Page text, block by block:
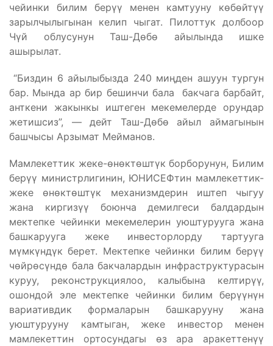
чейинки билим берүү менен камтууну көбөйтүү
зарылчылыгынан келип чыгат. Пилоттук долбоор
Чүй облусунун Таш-Дөбө айылында ишке
ашырылат.
“Биздин 6 айылыбызда 240 миңден ашуун тургун
бар. Мында ар бир бешинчи бала бакчага барбайт,
анткени жакынкы иштеген мекемелерде орундар
жетишсиз”, — дейт Таш-Дөбө айыл аймагынын
башчысы Арзымат Мейманов.
Мамлекеттик жеке-өнөктөштүк борборунун, Билим
берүү министрлигинин, ЮНИСЕФтин мамлекеттик-
жеке өнөктөштүк механизмдерин иштеп чыгуу
жана киргизүү боюнча демилгеси балдардын
мектепке чейинки мекемелерин уюштурууга жана
башкарууга жеке инвесторлорду тартууга
мүмкүндүк берет. Мектепке чейинки билим берүү
чөйрөсүндө бала бакчалардын инфраструктурасын
куруу, реконструкциялоо, калыбына келтирүү,
ошондой эле мектепке чейинки билим берүүнүн
вариативдик формаларын башкарууну жана
уюштурууну камтыган, жеке инвестор менен
мамлекеттин ортосундагы өз ара аракеттенүү